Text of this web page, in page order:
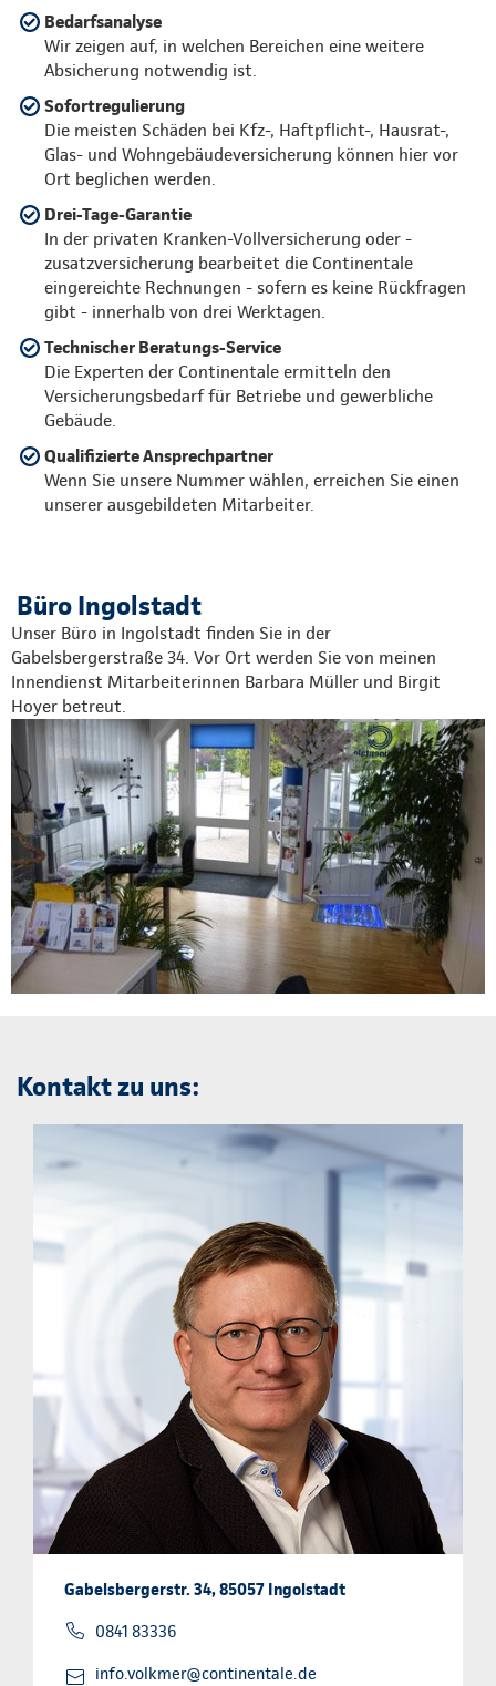
Bedarfsanalyse
Wir zeigen auf, in welchen Bereichen eine weitere
Absicherung notwendig ist.
Sofortregulierung
Die meisten Schäden bei Kfz-, Haftpflicht-, Hausrat-,
Glas- und Wohngebäudeversicherung können hier vor
Ort beglichen werden.
Drei-Tage-Garantie
In der privaten Kranken-Vollversicherung oder -
zusatzversicherung bearbeitet die Continentale
eingereichte Rechnungen - sofern es keine Rückfragen
gibt - innerhalb von drei Werktagen.
Technischer Beratungs-Service
Die Experten der Continentale ermitteln den
Versicherungsbedarf für Betriebe und gewerbliche
Gebäude.
Qualifizierte Ansprechpartner
Wenn Sie unsere Nummer wählen, erreichen Sie einen
unserer ausgebildeten Mitarbeiter.
Büro Ingolstadt
Unser Büro in Ingolstadt finden Sie in der
Gabelsbergerstraße 34. Vor Ort werden Sie von meinen
Innendienst Mitarbeiterinnen Barbara Müller und Birgit
Hoyer betreut.
Kontakt zu uns:
Gabelsbergerstr. 34, 85057 Ingolstadt
0841 83336
info.volkmer@continentale.de